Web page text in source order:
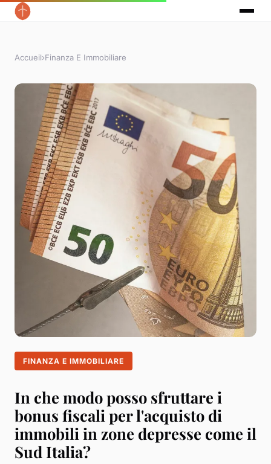
Accueil›Finanza E Immobiliare
FINANZA E IMMOBILIARE
In che modo posso sfruttare i
bonus fiscali per l'acquisto di
immobili in zone depresse come il
Sud Italia?